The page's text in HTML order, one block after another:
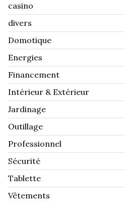
casino
divers
Domotique
Energies
Financement
Intérieur & Extérieur
Jardinage
Outillage
Professionnel
Sécurité
Tablette
Vêtements